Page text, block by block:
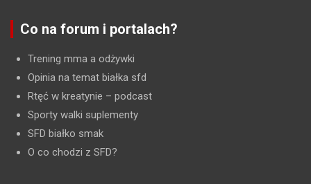
Co na forum i portalach?
Trening mma a odżywki
Opinia na temat białka sfd
Rtęć w kreatynie – podcast
Sporty walki suplementy
SFD białko smak
O co chodzi z SFD?